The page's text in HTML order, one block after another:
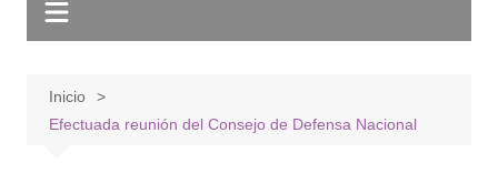
Inicio
Efectuada reunión del Consejo de Defensa Nacional